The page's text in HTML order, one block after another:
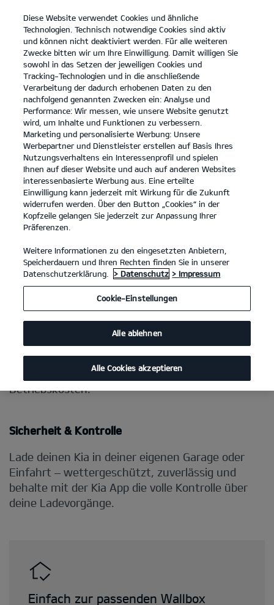
open
menu
KONTAKT
Entdecken
... ENTDECKEN
Diese Website verwendet Cookies und ähnliche
Technologien. Technisch notwendige Cookies sind aktiv
und können nicht deaktiviert werden. Für alle weiteren
Zwecke bitten wir um Ihre Einwilligung. Damit willigen Sie
sowohl in das Setzen der jeweiligen Cookies und
Tracking-Technologien und in die anschließende
Verarbeitung der dadurch erhobenen Daten zu den
nachfolgend genannten Zwecken ein: Analyse und
Performance: Wir messen, wie unsere Website genutzt
wird, um Inhalte und Funktionen zu verbessern.
Marketing und personalisierte Werbung: Unsere
Werbepartner und Dienstleister erstellen auf Basis Ihres
Nutzungsverhaltens ein Interessenprofil und spielen
Ihnen auf dieser Website und auch auf anderen Websites
interessenbasierte Werbung aus. Eine erteilte
Einwilligung kann jederzeit mit Wirkung für die Zukunft
widerrufen werden. Über den Button „Cookies“ in der
Kopfzeile gelangen Sie jederzeit zur Anpassung Ihrer
Präferenzen.
Weitere Informationen zu den eingesetzten Anbietern,
Speicherdauern und Ihren Rechten finden Sie in unserer
Datenschutzerklärung.
> Datenschutz > Impressum
Cookie-Einstellungen
Alle ablehnen
Alle Cookies akzeptieren